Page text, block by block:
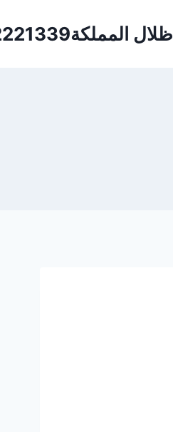
ظلال المملكة0552221339